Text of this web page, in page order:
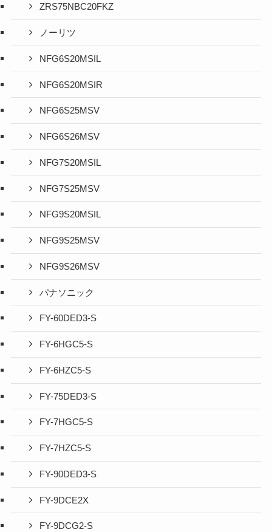
ZRS75NBC20FKZ
ノーリツ
NFG6S20MSIL
NFG6S20MSIR
NFG6S25MSV
NFG6S26MSV
NFG7S20MSIL
NFG7S25MSV
NFG9S20MSIL
NFG9S25MSV
NFG9S26MSV
パナソニック
FY-60DED3-S
FY-6HGC5-S
FY-6HZC5-S
FY-75DED3-S
FY-7HGC5-S
FY-7HZC5-S
FY-90DED3-S
FY-9DCE2X
FY-9DCG2-S